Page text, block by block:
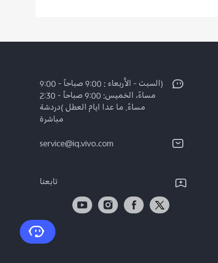
(السبت - الأربعاء : 9:00 صباحاً - 9:00
مساءً، الخميس: 9:00 صباحاً - 2:30
مساءً. ما عدا ايام العطل )دردشة
مباشرة
service@iq.vivo.com
تابعنا